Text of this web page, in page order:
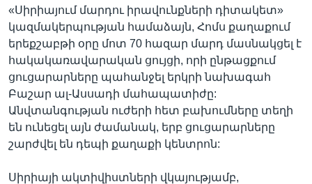
«Սիրիայում մարդու իրավունքների դիտակետ»
կազմակերպության համաձայն, Հոմս քաղաքում
երեքշաբթի օրը մոտ 70 հազար մարդ մասնակցել է
հակակառավարական ցույցի, որի ընթացքում
ցուցարարները պահանջել երկրի նախագահ
Բաշար ալ-Ասսադի մահապատիժը:
Անվտանգության ուժերի հետ բախումները տեղի
են ունեցել այն ժամանակ, երբ ցուցարարները
շարժվել են դեպի քաղաքի կենտրոն:
Սիրիայի ակտիվիստների վկայությամբ,